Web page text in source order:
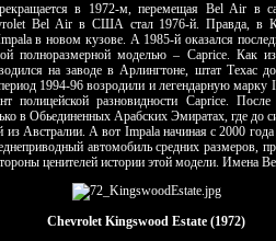
в 1972-м, перемещая Bel Air в
Bel Air в США стал 1976-й. Правда, в
в новом кузове. А 1985-й оказался
полноразмерной моделью – Caprice. Как
на заводе в Арлингтоне, штат Техас
1994-96 возродили и легендарную марку
полицейской разновидности Caprice.
в Обьединенных Арабских Эмиратах, где до
из Австралии. А вот Impala начиная с 2000
автомобиль средних размеров,
ценителей истории этой модели. Имена
Chevrolet Kingswood Estate (1972)